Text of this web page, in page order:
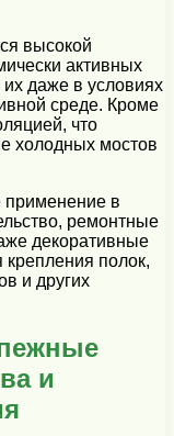
высокой
активных
их даже в условиях
среде. Кроме
что
холодных мостов
в
ремонтные
декоративные
полок,
и других
и